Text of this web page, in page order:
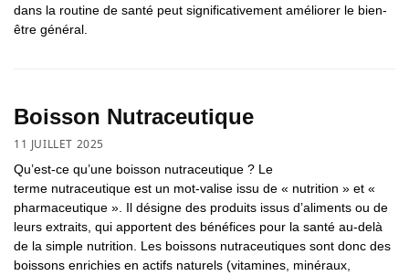
dans la routine de santé peut significativement améliorer le bien-
être général.
Boisson Nutraceutique
11 JUILLET 2025
Qu’est-ce qu’une boisson nutraceutique ? Le
terme nutraceutique est un mot-valise issu de « nutrition » et «
pharmaceutique ». Il désigne des produits issus d’aliments ou de
leurs extraits, qui apportent des bénéfices pour la santé au-delà
de la simple nutrition. Les boissons nutraceutiques sont donc des
boissons enrichies en actifs naturels (vitamines, minéraux,